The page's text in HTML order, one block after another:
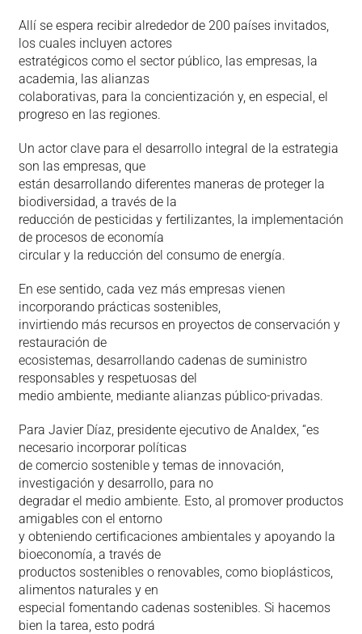
Allí se espera recibir alrededor de 200 países invitados,
los cuales incluyen actores
estratégicos como el sector público, las empresas, la
academia, las alianzas
colaborativas, para la concientización y, en especial, el
progreso en las regiones.
Un actor clave para el desarrollo integral de la estrategia
son las empresas, que
están desarrollando diferentes maneras de proteger la
biodiversidad, a través de la
reducción de pesticidas y fertilizantes, la implementación
de procesos de economía
circular y la reducción del consumo de energía.
En ese sentido, cada vez más empresas vienen
incorporando prácticas sostenibles,
invirtiendo más recursos en proyectos de conservación y
restauración de
ecosistemas, desarrollando cadenas de suministro
responsables y respetuosas del
medio ambiente, mediante alianzas público-privadas.
Para Javier Díaz, presidente ejecutivo de Analdex, “es
necesario incorporar políticas
de comercio sostenible y temas de innovación,
investigación y desarrollo, para no
degradar el medio ambiente. Esto, al promover productos
amigables con el entorno
y obteniendo certificaciones ambientales y apoyando la
bioeconomía, a través de
productos sostenibles o renovables, como bioplásticos,
alimentos naturales y en
especial fomentando cadenas sostenibles. Si hacemos
bien la tarea, esto podrá